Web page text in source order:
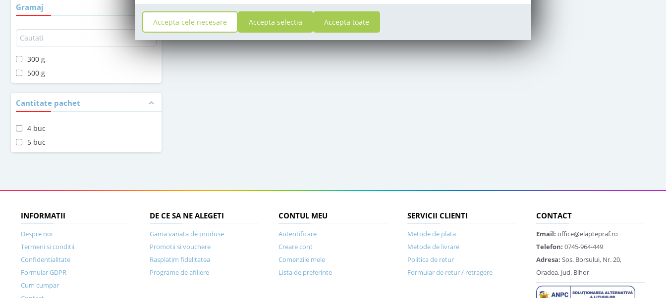
Gramaj
300 g
500 g
Cantitate pachet
4 buc
5 buc
INFORMATII
Despre noi
Termeni si conditii
Confidentialitate
Formular GDPR
Cum cumpar
DE CE SA NE ALEGETI
Gama variata de produse
Promotii si vouchere
Rasplatim fidelitatea
Programe de afiliere
CONTUL MEU
Autentificare
Creare cont
Comenzile mele
Lista de preferinte
SERVICII CLIENTI
Metode de plata
Metode de livrare
Politica de retur
Formular de retur / retragere
CONTACT
Email: office@elaptepraf.ro
Telefon: 0745-964-449
Adresa: Sos. Borsului, Nr. 20,
Oradea, Jud. Bihor
Accepta cele necesare Accepta selectia Accepta toate